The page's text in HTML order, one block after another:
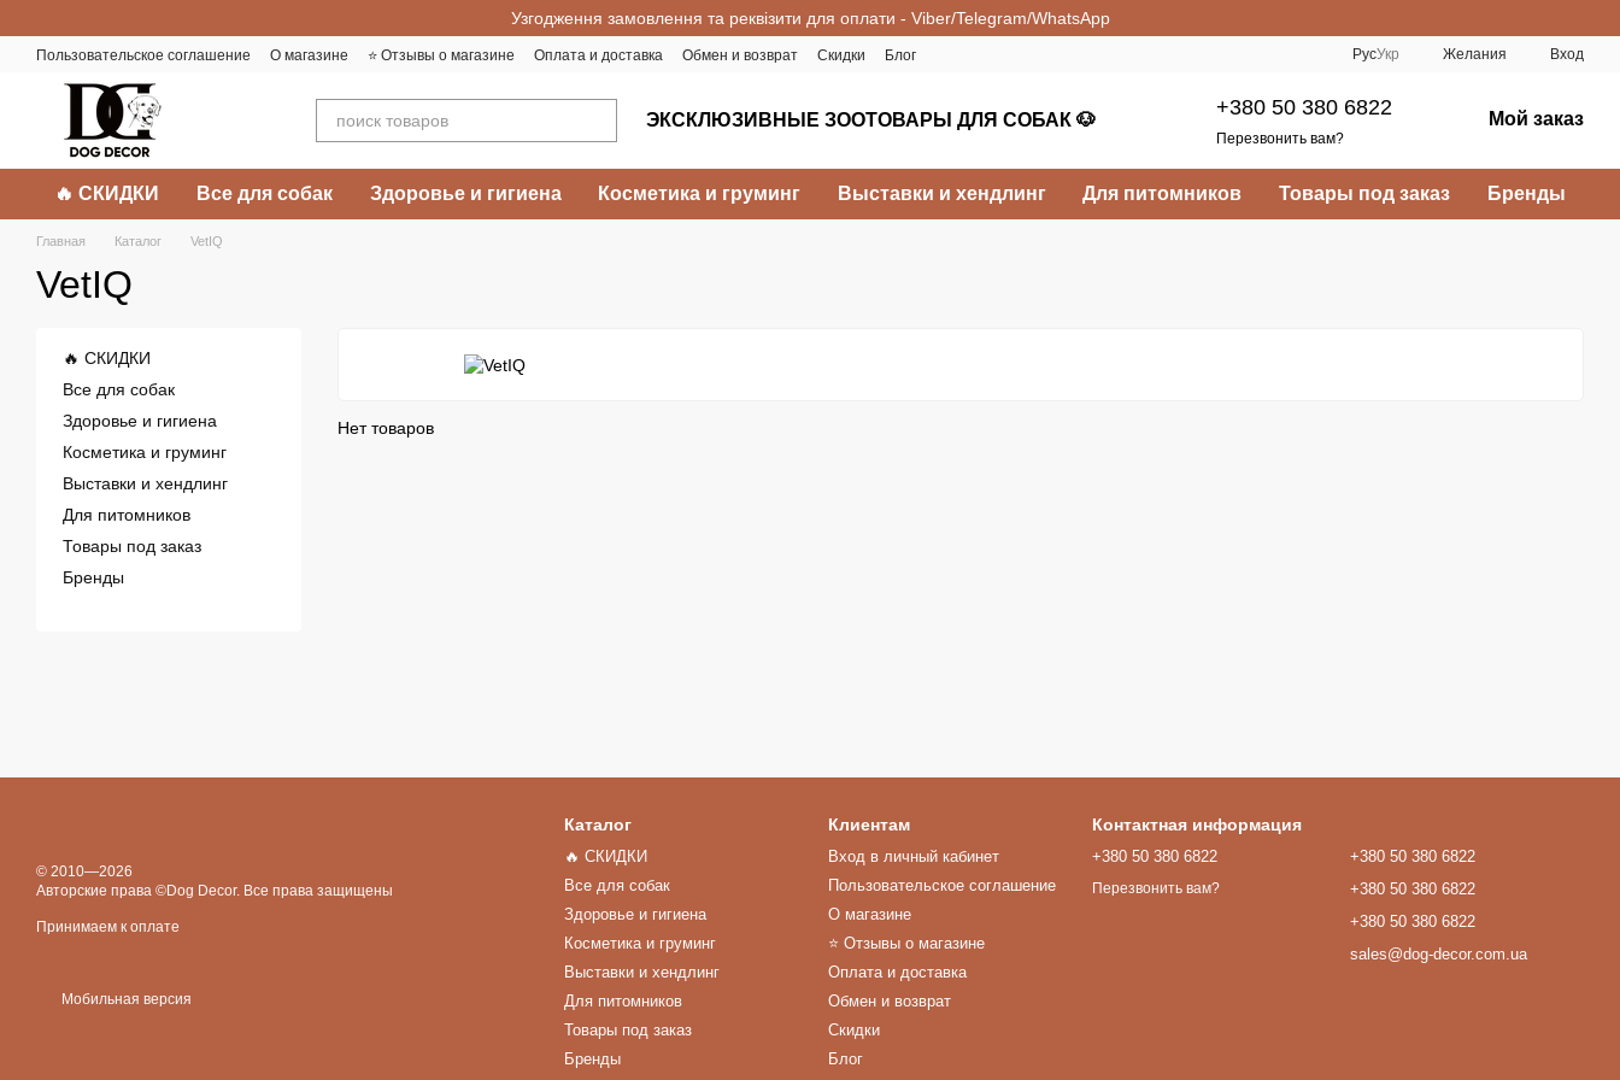
Узгодження замовлення та реквізити для оплати - Viber/Telegram/WhatsApp
Пользовательское соглашение О магазине ⭐️ Отзывы о магазине Оплата и доставка Обмен и возврат Скидки Блог РусУкр Желания Вход
ЭКСКЛЮЗИВНЫЕ ЗООТОВАРЫ ДЛЯ СОБАК 🐶
+380 50 380 6822
Перезвонить вам?
Мой заказ
🔥 СКИДКИ Все для собак Здоровье и гигиена Косметика и груминг Выставки и хендлинг Для питомников Товары под заказ Бренды
Главная Каталог VetIQ
VetIQ
Нет товаров
🔥 СКИДКИ
Все для собак
Здоровье и гигиена
Косметика и груминг
Выставки и хендлинг
Для питомников
Товары под заказ
Бренды
© 2010—2026
Авторские права ©Dog Decor. Все права защищены
Принимаем к оплате
Мобильная версия
Каталог
🔥 СКИДКИ
Все для собак
Здоровье и гигиена
Косметика и груминг
Выставки и хендлинг
Для питомников
Товары под заказ
Бренды
Клиентам
Вход в личный кабинет
Пользовательское соглашение
О магазине
⭐️ Отзывы о магазине
Оплата и доставка
Обмен и возврат
Скидки
Блог
Контактная информация
+380 50 380 6822
Перезвонить вам?
+380 50 380 6822
+380 50 380 6822
+380 50 380 6822
sales@dog-decor.com.ua